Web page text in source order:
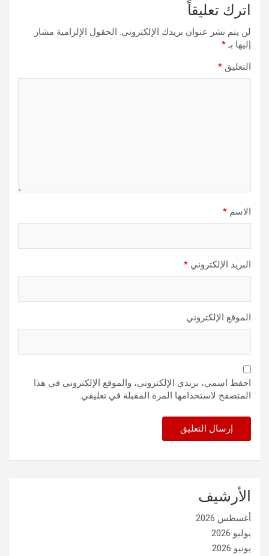
اترك تعليقاً
لن يتم نشر عنوان بريدك الإلكتروني. الحقول الإلزامية مشار
إليها بـ*
التعليق *
الاسم *
البريد الإلكتروني *
الموقع الإلكتروني
احفظ اسمي، بريدي الإلكتروني، والموقع الإلكتروني في هذا
المتصفح لاستخدامها المرة المقبلة في تعليقي.
الأرشيف
أغسطس 2026
يوليو 2026
يونيو 2026